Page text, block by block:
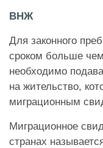
ВНЖ
Для законного
сроком больше
необходимо
на жительство,
миграционным
Миграционное
странах